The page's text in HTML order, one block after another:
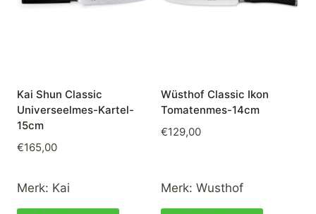
Kai Shun Classic
Universeelmes-Kartel-
15cm
€165,00
Merk: Kai
Wüsthof Classic Ikon
Tomatenmes-14cm
€129,00
Merk: Wusthof